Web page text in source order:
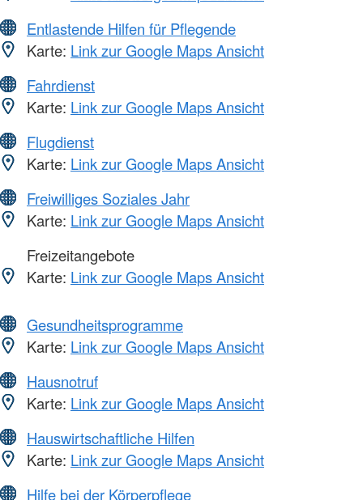
Entlastende Hilfen für Pflegende
Karte: Link zur Google Maps Ansicht
Fahrdienst
Karte: Link zur Google Maps Ansicht
Flugdienst
Karte: Link zur Google Maps Ansicht
Freiwilliges Soziales Jahr
Karte: Link zur Google Maps Ansicht
Freizeitangebote
Karte: Link zur Google Maps Ansicht
Gesundheitsprogramme
Karte: Link zur Google Maps Ansicht
Hausnotruf
Karte: Link zur Google Maps Ansicht
Hauswirtschaftliche Hilfen
Karte: Link zur Google Maps Ansicht
Hilfe bei der Körperpflege